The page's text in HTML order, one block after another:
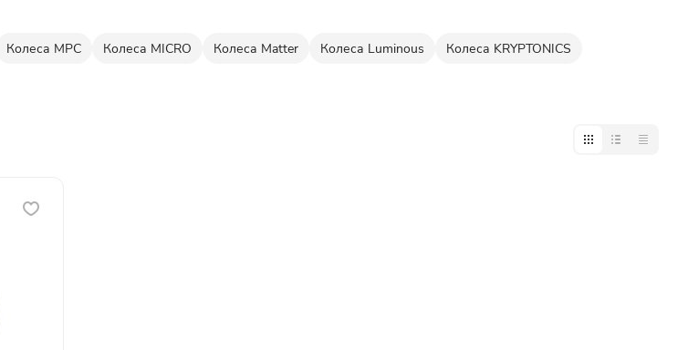
Колеса MPC Колеса MICRO Колеса Matter Колеса Luminous
Колеса KRYPTONICS